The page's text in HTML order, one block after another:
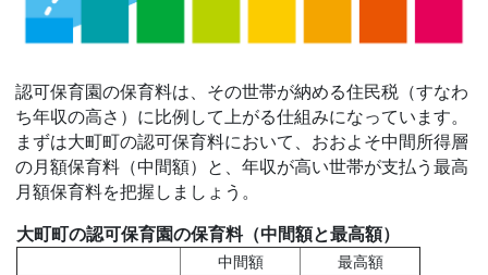
認可保育園の保育料は、その世帯が納める住民税（すなわ
ち年収の高さ）に比例して上がる仕組みになっています。
まずは大町町の認可保育料において、おおよそ中間所得層
の月額保育料（中間額）と、年収が高い世帯が支払う最高
月額保育料を把握しましょう。
大町町の認可保育園の保育料（中間額と最高額）
中間額
最高額